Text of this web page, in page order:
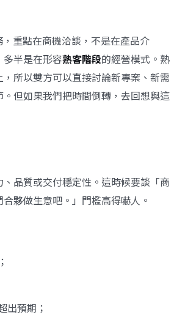
重點在商機洽談，不是在產品介
半是在形容熟客階段的經營模式。熟
所以雙方可以直接討論新專案、新需
但如果我們把時間倒轉，去回想與這
品質或交付穩定性。這時候要談「商
夥做生意吧。」門檻高得嚇人。
出預期；